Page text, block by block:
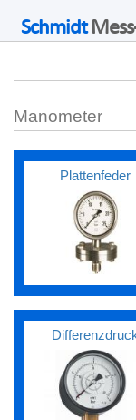
Schmidt
Manometer
Plattenfeder